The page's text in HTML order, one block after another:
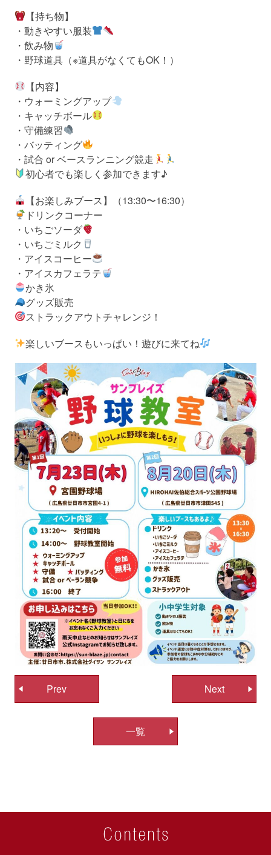
【持ち物】
・動きやすい服装
・飲み物
・野球道具（※道具がなくてもOK！）
【内容】
・ウォーミングアップ
・キャッチボール
・守備練習
・バッティング
・試合 or ベースランニング競走
初心者でも楽しく参加できます♪
【お楽しみブース】（13:30〜16:30）
ドリンクコーナー
・いちごソーダ
・いちごミルク
・アイスコーヒー
・アイスカフェラテ
かき氷
グッズ販売
ストラックアウトチャレンジ！
楽しいブースもいっぱい！遊びに来てね
投
稿
Prev Next
一覧